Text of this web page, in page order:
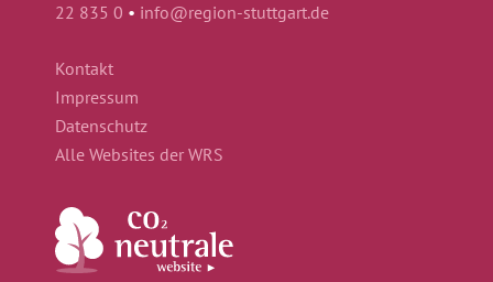
22 835 0 • info@region-stuttgart.de
Kontakt
Impressum
Datenschutz
Alle Websites der WRS